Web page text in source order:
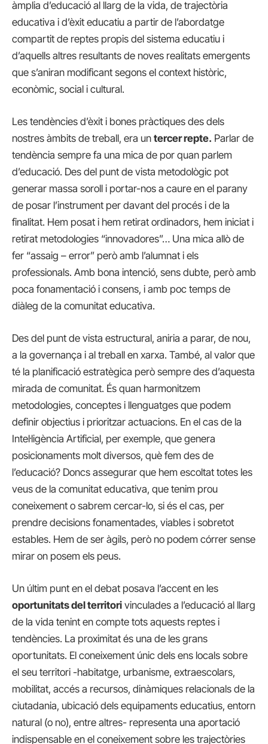
àmplia d’educació al llarg de la vida, de trajectòria
educativa i d’èxit educatiu a partir de l’abordatge
compartit de reptes propis del sistema educatiu i
d’aquells altres resultants de noves realitats emergents
que s’aniran modificant segons el context històric,
econòmic, social i cultural.
Les tendències d’èxit i bones pràctiques des dels
nostres àmbits de treball, era un tercer repte. Parlar de
tendència sempre fa una mica de por quan parlem
d’educació. Des del punt de vista metodològic pot
generar massa soroll i portar-nos a caure en el parany
de posar l’instrument per davant del procés i de la
finalitat. Hem posat i hem retirat ordinadors, hem iniciat i
retirat metodologies “innovadores”… Una mica allò de
fer “assaig – error” però amb l’alumnat i els
professionals. Amb bona intenció, sens dubte, però amb
poca fonamentació i consens, i amb poc temps de
diàleg de la comunitat educativa.
Des del punt de vista estructural, aniria a parar, de nou,
a la governança i al treball en xarxa. També, al valor que
té la planificació estratègica però sempre des d’aquesta
mirada de comunitat. És quan harmonitzem
metodologies, conceptes i llenguatges que podem
definir objectius i prioritzar actuacions. En el cas de la
Intel·ligència Artificial, per exemple, que genera
posicionaments molt diversos, què fem des de
l’educació? Doncs assegurar que hem escoltat totes les
veus de la comunitat educativa, que tenim prou
coneixement o sabrem cercar-lo, si és el cas, per
prendre decisions fonamentades, viables i sobretot
estables. Hem de ser àgils, però no podem córrer sense
mirar on posem els peus.
Un últim punt en el debat posava l’accent en les
oportunitats del territori vinculades a l’educació al llarg
de la vida tenint en compte tots aquests reptes i
tendències. La proximitat és una de les grans
oportunitats. El coneixement únic dels ens locals sobre
el seu territori -habitatge, urbanisme, extraescolars,
mobilitat, accés a recursos, dinàmiques relacionals de la
ciutadania, ubicació dels equipaments educatius, entorn
natural (o no), entre altres- representa una aportació
indispensable en el coneixement sobre les trajectòries